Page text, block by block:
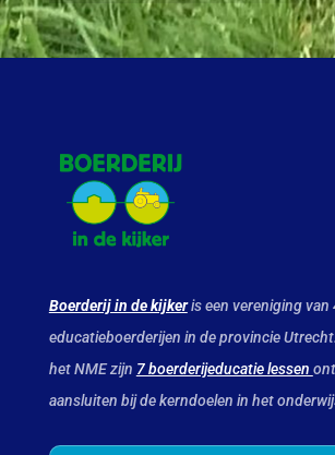
Boerderij in de kijkeris een vereniging van
educatieboerderijen in de provincie
het NME zijn 7 boerderijeducatie lessen
aansluiten bij de kerndoelen in het